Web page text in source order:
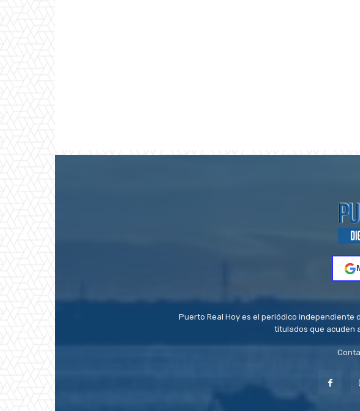
Puerto Real Hoy es el periódico independiente
titulados que acuden